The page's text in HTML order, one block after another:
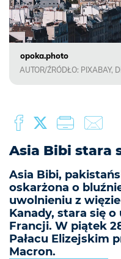
opoka.photo
AUTOR/ŹRÓDŁO: PIXABAY,
Asia Bibi stara
Asia Bibi,
oskarżona o
uwolnieniu z
Kanady, stara się
Francji. W piątek
Pałacu Elizejskim
Macron.